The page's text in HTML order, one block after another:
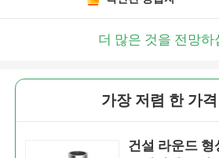
더 많은 것을 전망하
가장 저렴 한 가
건설 라운드